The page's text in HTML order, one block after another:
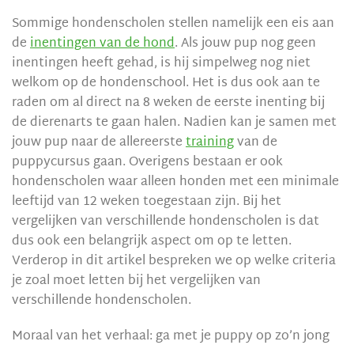
Sommige hondenscholen stellen namelijk een eis aan
deinentingen van de hond. Als jouw pup nog geen
inentingen heeft gehad, is hij simpelweg nog niet
welkom op de hondenschool. Het is dus ook aan te
raden om al direct na 8 weken de eerste inenting bij
de dierenarts te gaan halen. Nadien kan je samen met
jouw pup naar de allereerstetrainingvan de
puppycursus gaan. Overigens bestaan er ook
hondenscholen waar alleen honden met een minimale
leeftijd van 12 weken toegestaan zijn. Bij het
vergelijken van verschillende hondenscholen is dat
dus ook een belangrijk aspect om op te letten.
Verderop in dit artikel bespreken we op welke criteria
je zoal moet letten bij het vergelijken van
verschillende hondenscholen.
Moraal van het verhaal: ga met je puppy op zo’n jong